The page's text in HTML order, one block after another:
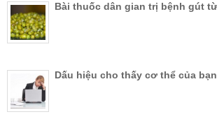
Bài thuốc dân gian trị bệnh gút
Dấu hiệu cho thấy cơ thể của